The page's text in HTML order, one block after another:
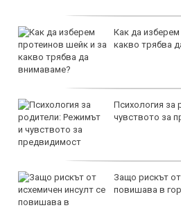
Как да
какво трябва
Психология за
чувството за
Защо рискът
повишава в